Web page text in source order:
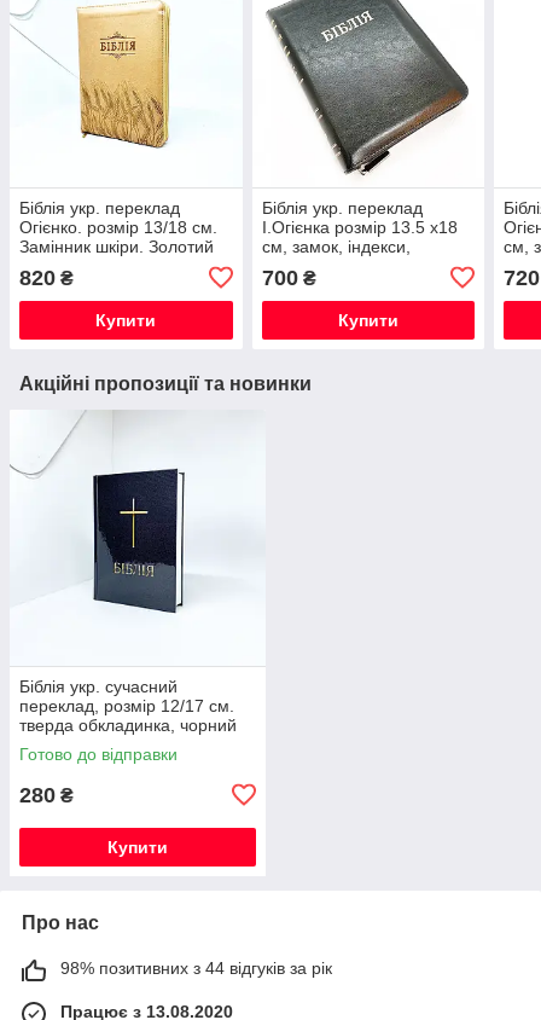
Біблія укр. переклад
Огієнко. розмір 13/18 см.
Замінник шкіри. Золотий
820 ₴
Купити
Біблія укр. переклад
І.Огієнка розмір 13.5 х18
см, замок, індекси,
700₴
Купити
см,
720
Акційні пропозиції та новинки
Біблія укр. сучасний
переклад, розмір 12/17 см.
тверда обкладинка, чорний
колір
Готово до відправки
280 ₴
Купити
Про нас
98% позитивних з 44 відгуків за рік
Працює з 13.08.2020